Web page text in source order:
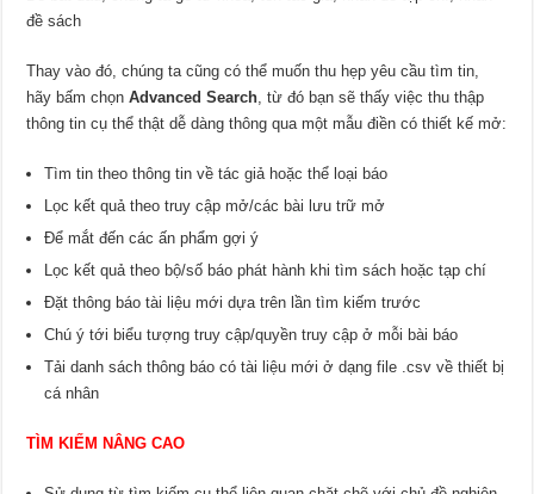
đề sách
Thay vào đó, chúng ta cũng có thể muốn thu hẹp yêu cầu tìm tin,
hãy bấm chọnAdvanced Search , từ đó bạn sẽ thấy việc thu thập
thông tin cụ thể thật dễ dàng thông qua một mẫu điền có thiết kế mở:
Tìm tin theo thông tin về tác giả hoặc thể loại báo
Lọc kết quả theo truy cập mở/các bài lưu trữ mở
Để mắt đến các ấn phẩm gợi ý
Lọc kết quả theo bộ/số báo phát hành khi tìm sách hoặc tạp chí
Đặt thông báo tài liệu mới dựa trên lần tìm kiếm trước
Chú ý tới biểu tượng truy cập/quyền truy cập ở mỗi bài báo
Tải danh sách thông báo có tài liệu mới ở dạng file .csv về thiết bị
cá nhân
TÌM KIẾM NÂNG CAO